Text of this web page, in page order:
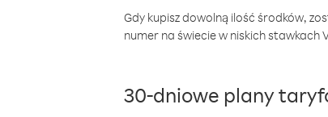
Gdy kupisz dowolną ilość środków,
numer na świecie w niskich stawkach
30-dniowe plany